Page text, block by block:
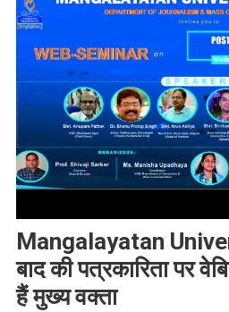
Mangalayatan
बाद की पत्रकारिता पर
हैं मुख्य वक्ता